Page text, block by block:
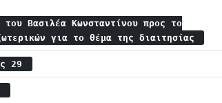
του Βασιλέα Κωνσταντίνου προς το
για το θέμα της διαιτησίας
29